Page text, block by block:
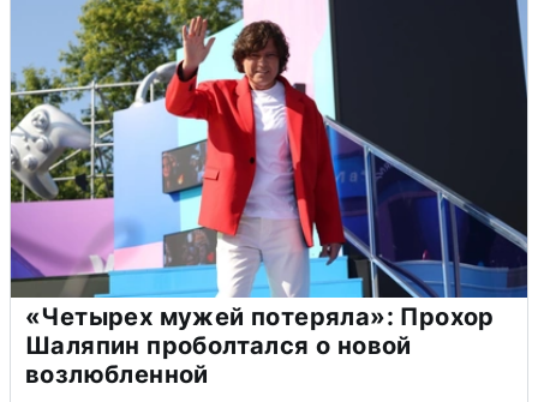
«Четырех мужей потеряла»: Прохор
Шаляпин проболтался о новой
возлюбленной